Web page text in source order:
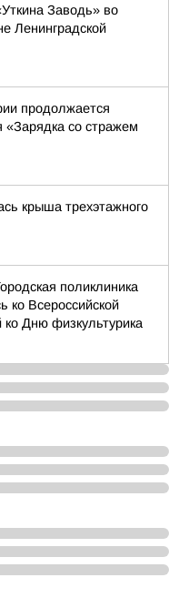
Заводь» во
Ленинградской
продолжается
«Зарядка со стражем
крыша трехэтажного
поликлиника
ко Всероссийской
ко Дню физкультурика